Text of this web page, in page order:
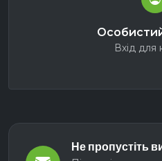
Вхід для
Не пропустіть